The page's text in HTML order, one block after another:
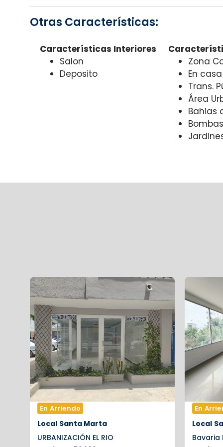
Otras Características:
Características Interiores
Salon
Deposito
Zona
En casa
Trans.
Área
Bahias
En Arriendo
Local Santa Marta
URBANIZACIÓN EL RIO
En
Local
Bavaria